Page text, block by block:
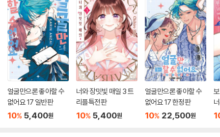
얼굴만으론 좋아할 수
없어요 17 일반판
10% 5,400원
너와 장밋빛 매일 3 트
리플특전판
10% 5,400원
얼굴만으론 좋아할 수
없어요 17 한정판
10% 22,500원